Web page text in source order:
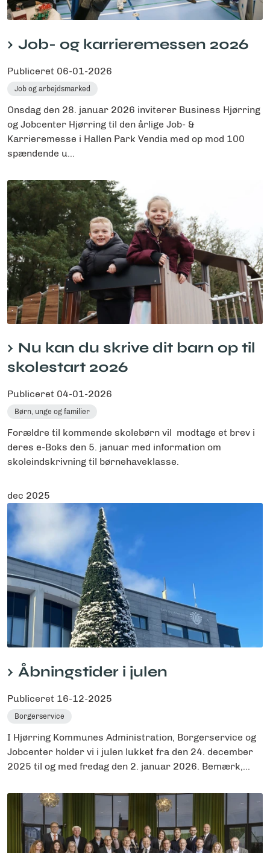
Job- og karrieremessen 2026
Publiceret 06-01-2026
Job og arbejdsmarked
Onsdag den 28. januar 2026 inviterer Business Hjørring
og Jobcenter Hjørring til den årlige Job- &
Karrieremesse i Hallen Park Vendia med op mod 100
spændende u...
Nu kan du skrive dit barn op til
skolestart 2026
Publiceret 04-01-2026
Børn, unge og familier
Forældre til kommende skolebørn vil modtage et brev i
deres e-Boks den 5. januar med information om
skoleindskrivning til børnehaveklasse.
dec 2025
Åbningstider i julen
Publiceret 16-12-2025
Borgerservice
I Hjørring Kommunes Administration, Borgerservice og
Jobcenter holder vi i julen lukket fra den 24. december
2025 til og med fredag den 2. januar 2026. Bemærk,...